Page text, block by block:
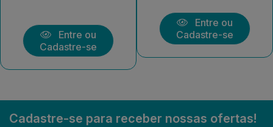
Entre ou
Cadastre-se
Entre ou
Cadastre-se
Cadastre-se para receber nossas ofertas!